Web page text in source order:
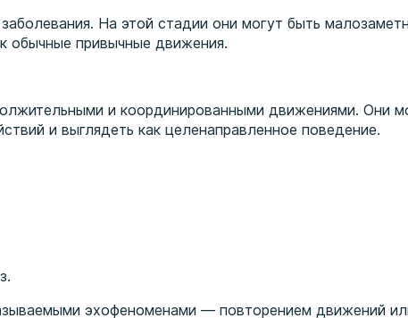
На этой стадии они могут быть
обычные привычные движения.
и координированными движениями. Они
и выглядеть как целенаправленное поведение.
эхофеноменами — повторением движений